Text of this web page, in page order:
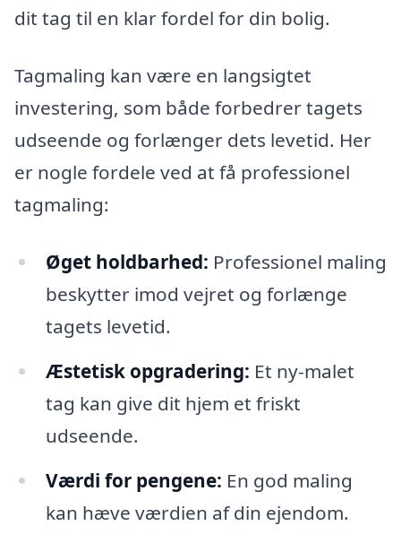
dit tag til en klar fordel for din bolig.
Tagmaling kan være en langsigtet
investering, som både forbedrer tagets
udseende og forlænger dets levetid. Her
er nogle fordele ved at få professionel
tagmaling:
Øget holdbarhed: Professionel maling
beskytter imod vejret og forlænge
tagets levetid.
Æstetisk opgradering: Et ny-malet
tag kan give dit hjem et friskt
udseende.
Værdi for pengene: En god maling
kan hæve værdien af din ejendom.